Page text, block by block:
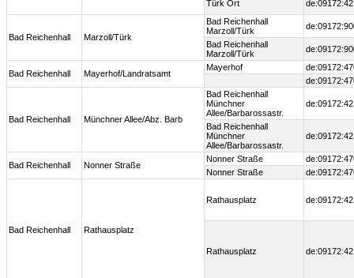
Türk Ort
Bad Reichenhall Marzoll/Türk
Bad Reichenhall
Marzoll/Türk
Bad Reichenhall
Marzoll/Türk
Bad Reichenhall Mayerhof/Landratsamt
Mayerhof
Bad Reichenhall Münchner Allee/Abz. Barb
Bad Reichenhall
Münchner
Allee/Barbarossastr.
Bad Reichenhall
Münchner
Allee/Barbarossastr.
Bad Reichenhall Nonner Straße
Nonner Straße
Nonner Straße
Bad Reichenhall Rathausplatz
Rathausplatz
Rathausplatz